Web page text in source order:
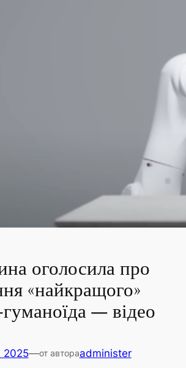
оголосила про
«найкращого»
— відео
2025—от автораadminister